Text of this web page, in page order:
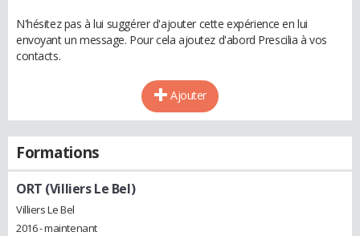
N'hésitez pas à lui suggérer d'ajouter cette expérience en lui
envoyant un message. Pour cela ajoutez d'abord Prescilia à vos
contacts.
Ajouter
Formations
ORT (Villiers Le Bel)
Villiers Le Bel
2016 - maintenant